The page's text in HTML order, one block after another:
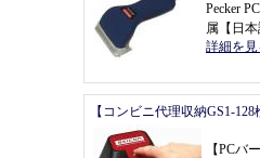
Pecker
属 【 日
詳細を
【コンビニ代理収納GS1-
【PCバ